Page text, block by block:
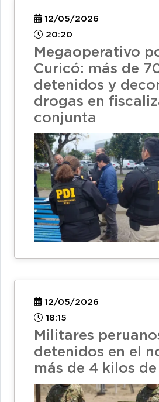
12/05/2026
20:20
Megaoperativo
Curicó: más de
detenidos y
drogas en
conjunta
12/05/2026
18:15
Militares
detenidos en el
más de 4 kilos